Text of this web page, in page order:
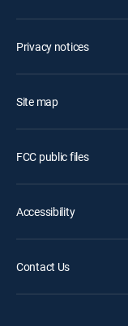
Privacy notices
Site map
FCC public files
Accessibility
Contact Us